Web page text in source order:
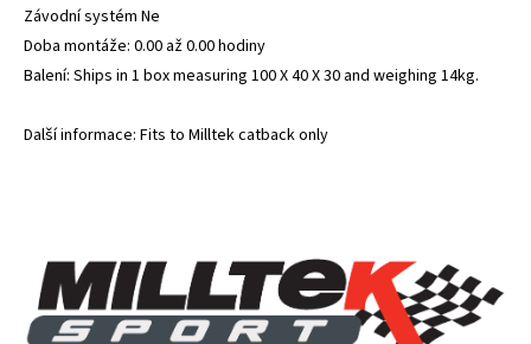
Závodní systém Ne
Doba montáže: 0.00 až 0.00 hodiny
Balení: Ships in 1 box measuring 100 X 40 X 30 and weighing 14kg.
Další informace: Fits to Milltek catback only